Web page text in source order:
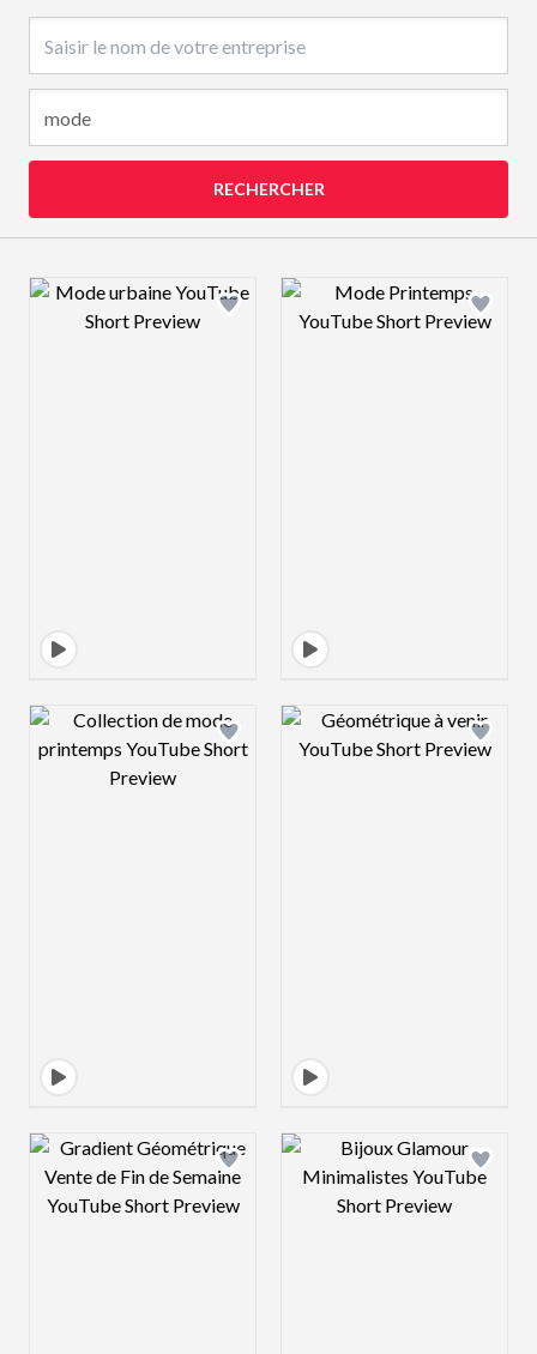
RECHERCHER
Design preview image Design preview
Design preview image Design preview
Design preview image Design preview